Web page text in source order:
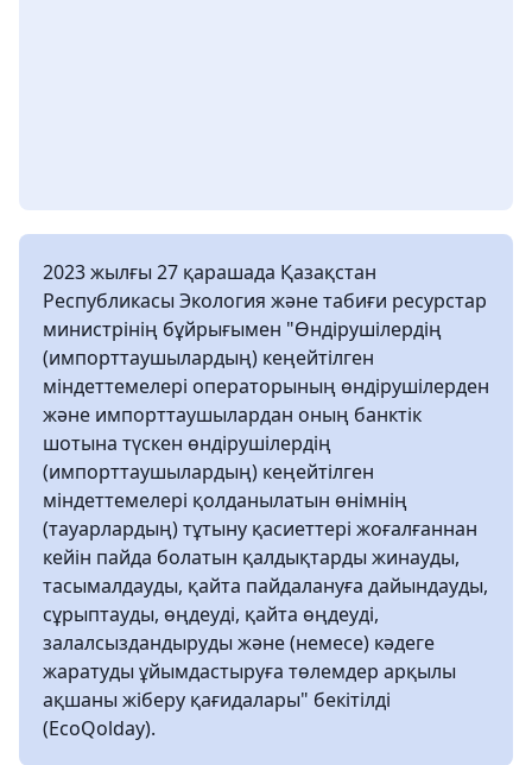
2023 жылғы 27 қарашада Қазақстан
Республикасы Экология және табиғи ресурстар
министрінің бұйрығымен "Өндірушілердің
(импорттаушылардың) кеңейтілген
міндеттемелері операторының өндірушілерден
және импорттаушылардан оның банктік
шотына түскен өндірушілердің
(импорттаушылардың) кеңейтілген
міндеттемелері қолданылатын өнімнің
(тауарлардың) тұтыну қасиеттері жоғалғаннан
кейін пайда болатын қалдықтарды жинауды,
тасымалдауды, қайта пайдалануға дайындауды,
сұрыптауды, өңдеуді, қайта өңдеуді,
залалсыздандыруды және (немесе) кәдеге
жаратуды ұйымдастыруға төлемдер арқылы
ақшаны жіберу қағидалары" бекітілді
(EcoQolday).